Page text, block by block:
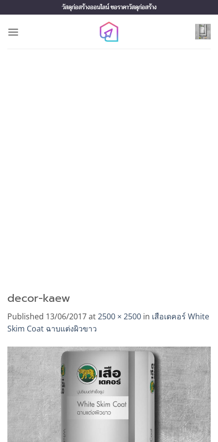
to
content
วัสดุก่อสร้างออนไลน์ ขอราคาวัสดุก่อสร้าง
decor-kaew
Published 13/06/2017at2500 × 2500 in เสือเดคอร์ White
Skim Coat ฉาบแต่งผิวขาว